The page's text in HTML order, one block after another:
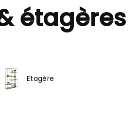
étagères
Etagère